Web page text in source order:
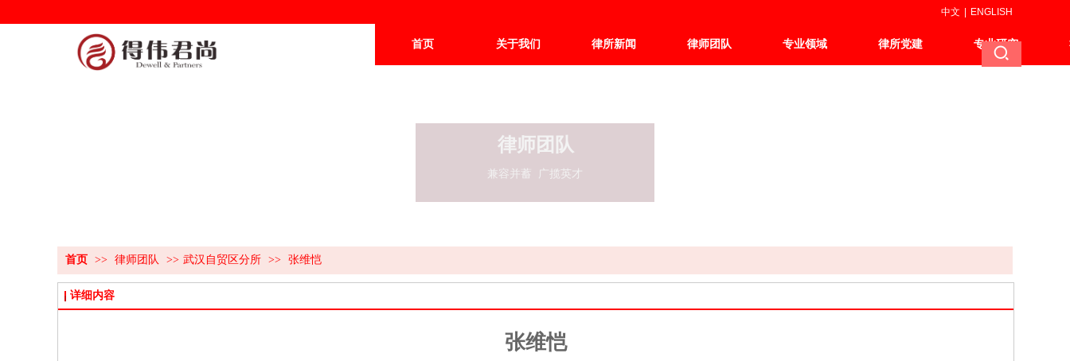
首页 关于我们 律所新闻 律师团队 专业领域 律所党建 专业研究
中文 ENGLISH
律师团队
兼容并蓄 广揽英才
首页 >> 律师团队 >> 武汉自贸区分所 >> 张维恺
详细内容
张维恺